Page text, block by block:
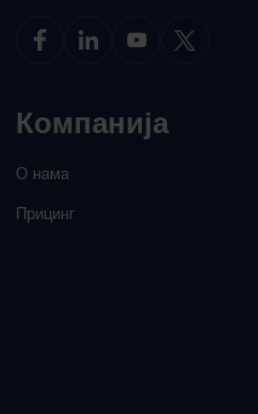
Компанија
О нама
Прицинг